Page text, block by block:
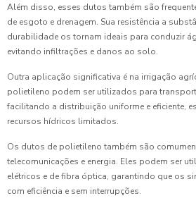
Além disso, esses dutos também são
de esgoto e drenagem. Sua resistência a
durabilidade os tornam ideais para conduzir
evitando infiltrações e danos ao solo.
Outra aplicação significativa é na irrigação
polietileno podem ser utilizados para
facilitando a distribuição uniforme e eficiente,
recursos hídricos limitados.
Os dutos de polietileno também são
telecomunicações e energia. Eles podem ser
elétricos e de fibra óptica, garantindo que os
com eficiência e sem interrupções.